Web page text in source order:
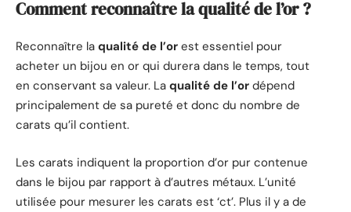
Comment reconnaître la qualité de l’or ?
Reconnaître la qualité de l’or est essentiel pour
acheter un bijou en or qui durera dans le temps, tout
en conservant sa valeur. La qualité de l’or dépend
principalement de sa pureté et donc du nombre de
carats qu’il contient.
Les carats indiquent la proportion d’or pur contenue
dans le bijou par rapport à d’autres métaux. L’unité
utilisée pour mesurer les carats est ‘ct’. Plus il y a de